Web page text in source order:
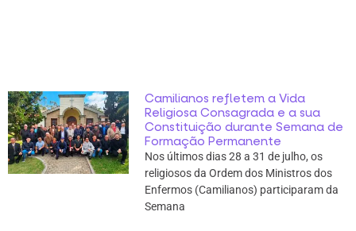
Camilianos refletem a Vida
Religiosa Consagrada e a sua
Constituição durante Semana de
Formação Permanente
Nos últimos dias 28 a 31 de julho, os
religiosos da Ordem dos Ministros dos
Enfermos (Camilianos) participaram da
Semana